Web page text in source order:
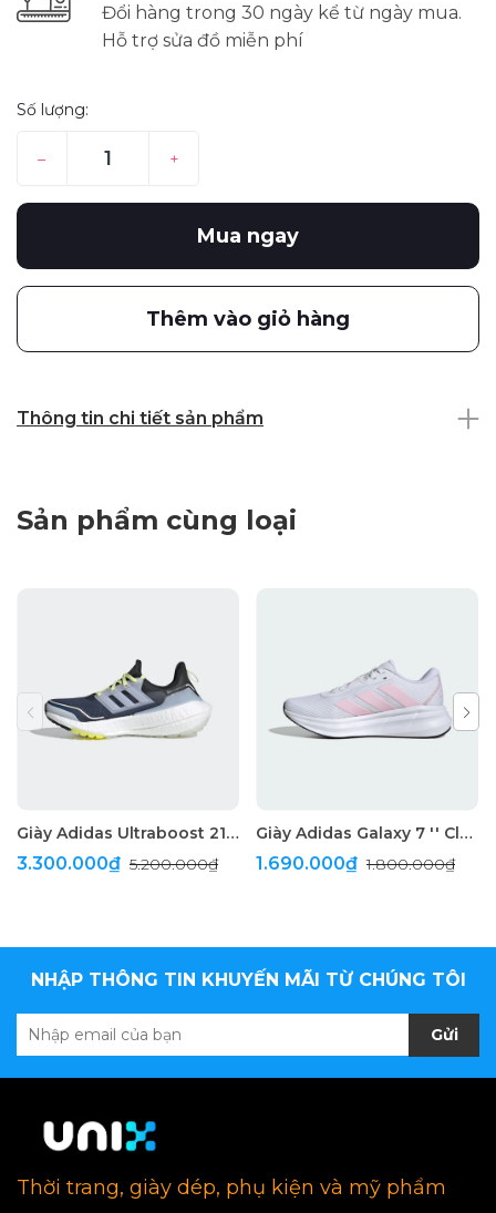
Đổi hàng trong 30 ngày kể từ ngày mua.
Hỗ trợ sửa đồ miễn phí
Số lượng:
– +
Mua ngay
Thêm vào giỏ hàng
Thông tin chi tiết sản phẩm
Sản phẩm cùng loại
Giày Adidas Ultraboost 21 Cold.RDY " Blue "
3.300.000₫ 5.200.000₫
Giày Adidas Galaxy 7 '' Cloud White ''
1.690.000₫1.800.000₫
NHẬP THÔNG TIN KHUYẾN MÃI TỪ CHÚNG TÔI
Gửi
Thời trang, giày dép, phụ kiện và mỹ phẩm